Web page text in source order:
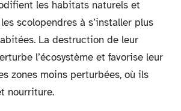
les habitats naturels et
scolopendres à s’installer plus
La destruction de leur
l’écosystème et favorise leur
zones moins perturbées, où ils
nourriture.